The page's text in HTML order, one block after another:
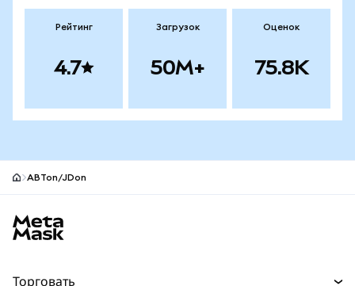
Рейтинг
4.7
Загрузок
50M+
Оценок
75.8K
ABTon/JDon
Торговать